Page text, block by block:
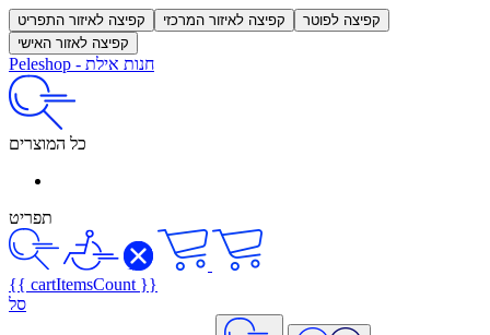
קפיצה לאיזור התפריט קפיצה לאיזור המרכזי
קפיצה לפוטר
קפיצה לאזור האישי
Peleshop - חנות אילת
כל המוצרים
תפריט
{{ cartItemsCount }}
סל